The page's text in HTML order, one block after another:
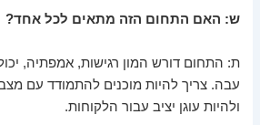
ש: האם התחום הזה מתאים לכל אחד?
ת: התחום דורש המון רגישות, אמפתיה,
עבה. צריך להיות מוכנים להתמודד עם
ולהיות עוגן יציב עבור הלקוחות.